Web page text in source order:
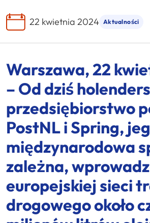
22 kwietnia 2024 Aktualności
Warszawa, 22
– Od dziś
przedsiębiorstwo
PostNL i Spring,
międzynarodowa
zależna,
europejskiejsieci
drogowegookoło